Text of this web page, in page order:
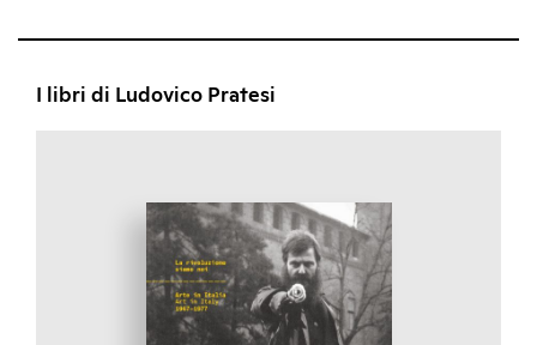
I libri di Ludovico Pratesi